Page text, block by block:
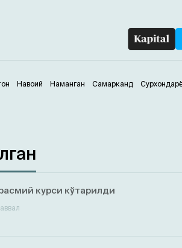
Навоий Наманган Самарканд
курси кўтарилди